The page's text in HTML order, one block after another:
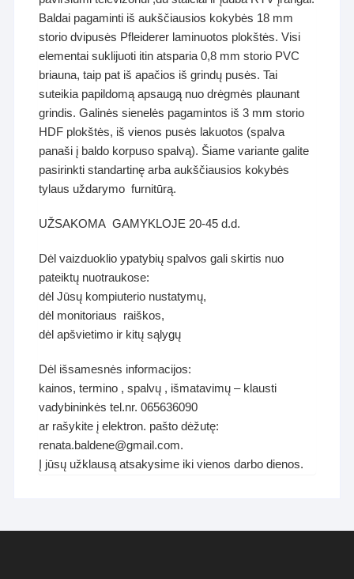
Baldai pagaminti iš aukščiausios kokybės 18 mm
storio dvipusės Pfleiderer laminuotos plokštės. Visi
elementai suklijuoti itin atsparia 0,8 mm storio PVC
briauna, taip pat iš apačios iš grindų pusės. Tai
suteikia papildomą apsaugą nuo drėgmės plaunant
grindis. Galinės sienelės pagamintos iš 3 mm storio
HDF plokštės, iš vienos pusės lakuotos (spalva
panaši į baldo korpuso spalvą). Šiame variante galite
pasirinkti standartinę arba aukščiausios kokybės
tylaus uždarymo furnitūrą.
UŽSAKOMA GAMYKLOJE 20-45 d.d.
Dėl vaizduoklio ypatybių spalvos gali skirtis nuo
pateiktų nuotraukose:
dėl Jūsų kompiuterio nustatymų,
dėl monitoriaus raiškos,
dėl apšvietimo ir kitų sąlygų
Dėl išsamesnės informacijos:
kainos, termino , spalvų , išmatavimų – klausti
vadybininkės tel.nr. 065636090
ar rašykite į elektron. pašto dėžutę:
renata.baldene@gmail.com.
Į jūsų užklausą atsakysime iki vienos darbo dienos.